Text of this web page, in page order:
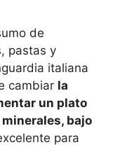
de
pastas y
italiana
cambiar la
un plato
bajo
para